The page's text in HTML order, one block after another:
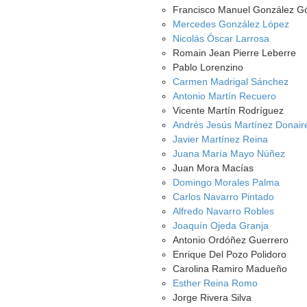
Francisco Manuel González
Mercedes González López
Nicolás Óscar Larrosa
Romain Jean Pierre Leberre
Pablo Lorenzino
Carmen Madrigal Sánchez
Antonio Martín Recuero
Vicente Martín Rodríguez
Andrés Jesús Martínez
Javier Martínez Reina
Juana María Mayo Núñez
Juan Mora Macías
Domingo Morales Palma
Carlos Navarro Pintado
Alfredo Navarro Robles
Joaquín Ojeda Granja
Antonio Ordóñez Guerrero
Enrique Del Pozo Polidoro
Carolina Ramiro Madueño
Esther Reina Romo
Jorge Rivera Silva